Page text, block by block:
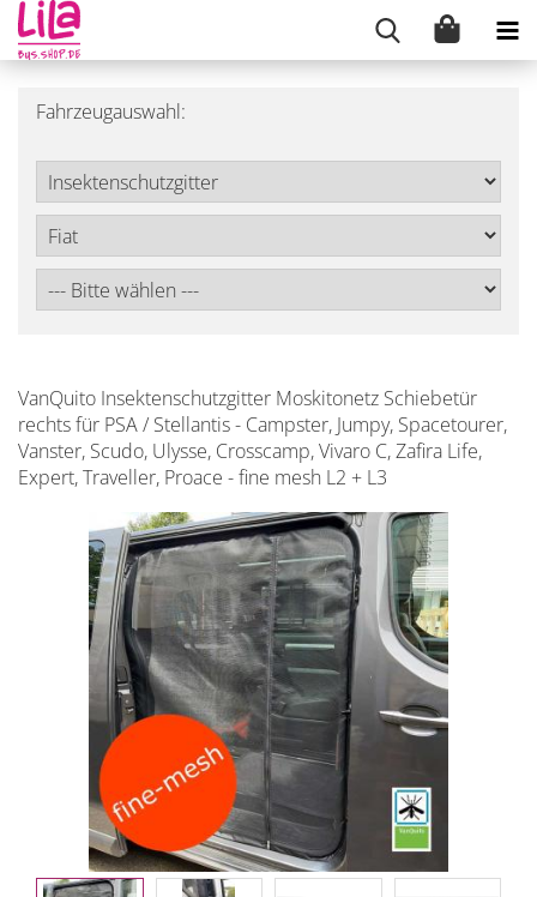
Fahrzeugauswahl:
VanQuito Insektenschutzgitter Moskitonetz Schiebetür
rechts für PSA / Stellantis - Campster, Jumpy, Spacetourer,
Vanster, Scudo, Ulysse, Crosscamp, Vivaro C, Zafira Life,
Expert, Traveller, Proace - fine mesh L2 + L3